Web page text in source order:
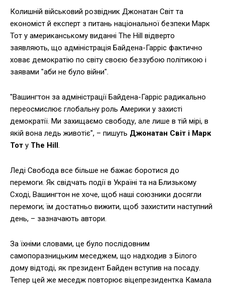
Колишній військовий розвідник Джонатан Світ та
економіст й експерт з питань національної безпеки Марк
Тот у американському виданні The Hill відверто
заявляють, що адміністрація Байдена-Гарріс фактично
ховає демократію по світу своєю беззубою політикою і
заявами "аби не було війни".
"Вашингтон за адміністрації Байдена-Гарріс радикально
переосмислює глобальну роль Америки у захисті
демократії. Ми захищаємо свободу, але лише в тій мірі, в
якій вона ледь животіє", – пишуть Джонатан Світ і Марк
Тот у The Hill .
Леді Свобода все більше не бажає боротися до
перемоги. Як свідчать події в Україні та на Близькому
Сході, Вашингтон не хоче, щоб наші союзники досягли
перемоги; їм достатньо вижити, щоб захистити наступний
день, – зазначають автори.
За їхніми словами, це було послідовним
самопоразницьким меседжем, що надходив з Білого
дому відтоді, як президент Байден вступив на посаду.
Тепер цей же меседж повторює віцепрезидентка Камала